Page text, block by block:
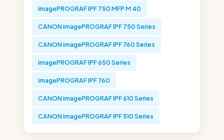
imagePROGRAF IPF 750 MFP M 40
CANON imagePROGRAF IPF 750 Series
CANON imagePROGRAF IPF 760 Series
imagePROGRAF IPF 650 Series
imagePROGRAF IPF 760
CANON imagePROGRAF IPF 610 Series
CANON imagePROGRAF IPF 510 Series